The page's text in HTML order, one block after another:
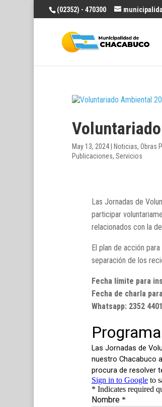
(02352) - 470300
May 13, 2024| Noticias, Obras
Publicaciones, Servicios
Las Jornadas de
participar
relacionados con la
El plan de acción
separación de los
Fecha límite para
Fecha de charla
Whatsapp: 2352